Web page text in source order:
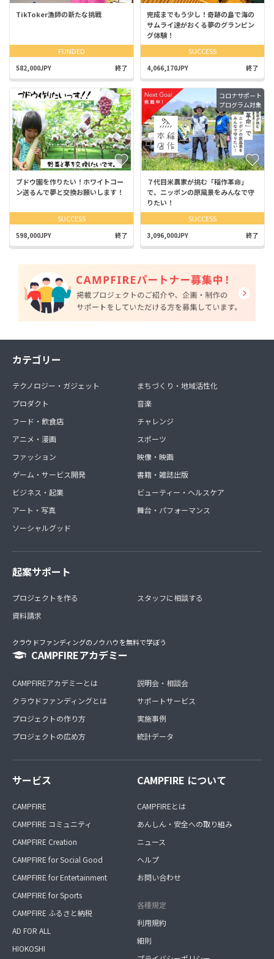
TikToker漁師の新たな挑戦
FUNDED
582,000JPY 終了
完成までもう少し！奇跡の島で海の
サムライ達がおくる夢のグランピン
グ体験！
SUCCESS
4,066,170JPY 終了
ブドウ園を作りたい！ホワイトコー
ン送るんで夢と交換お願いします！
SUCCESS
598,000JPY 終了
コロナサポート
プログラム対象
７代目米農家が挑む「稲作革命」
で、ニッポンの原風景をみんなで守
りたい！
SUCCESS
3,096,000JPY 終了
カテゴリー
テクノロジー・ガジェット
プロダクト
フード・飲食店
アニメ・漫画
ファッション
ゲーム・サービス開発
ビジネス・起業
アート・写真
ソーシャルグッド
まちづくり・地域活性化
音楽
チャレンジ
スポーツ
映像・映画
書籍・雑誌出版
ビューティー・ヘルスケア
舞台・パフォーマンス
起案サポート
プロジェクトを作る
資料請求
スタッフに相談する
クラウドファンディングのノウハウを無料で学ぼう
CAMPFIREアカデミー
CAMPFIREアカデミーとは
クラウドファンディングとは
プロジェクトの作り方
プロジェクトの広め方
説明会・相談会
サポートサービス
実施事例
統計データ
サービス
CAMPFIRE
CAMPFIRE コミュニティ
CAMPFIRE Creation
CAMPFIRE for Social Good
CAMPFIRE for Entertainment
CAMPFIRE for Sports
CAMPFIRE ふるさと納税
AD FOR ALL
HIOKOSHI
CAMPFIRE について
CAMPFIREとは
あんしん・安全への取り組み
ニュース
ヘルプ
お問い合わせ
各種規定
利用規約
細則